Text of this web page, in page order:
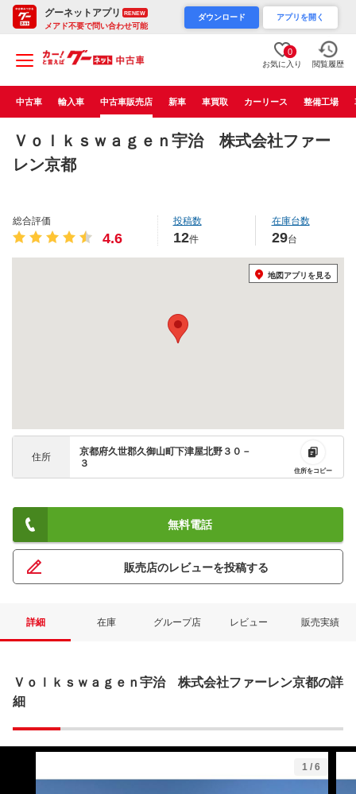
グーネットアプリ RENEW
メアド不要で問い合わせ可能
ダウンロード アプリを開く
0
お気に入り 閲覧履歴
中古車 輸入車 中古車販売店 新車 車買取 カーリース 整備工場
Ｖｏｌｋｓｗａｇｅｎ宇治 株式会社ファー
レン京都
総合評価
4.6
投稿数
12件
在庫台数
29台
地図アプリを見る
住所
京都府久世郡久御山町下津屋北野３０－
３
住所をコピー
無料電話
販売店のレビューを投稿する
詳細 在庫 グループ店 レビュー 販売実績
Ｖｏｌｋｓｗａｇｅｎ宇治 株式会社ファーレン京都の詳
細
1 / 6